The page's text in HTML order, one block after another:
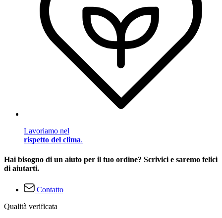
Lavoriamo nel
rispetto del clima.
Hai bisogno di un aiuto per il tuo ordine? Scrivici e saremo felici
di aiutarti.
Contatto
Qualità verificata